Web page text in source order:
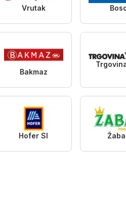
Vrutak
Bakmaz
Hofer SI